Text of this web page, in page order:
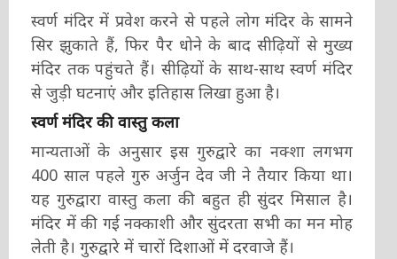
स्वर्ण मंदिर में प्रवेश करने से पहले लोग मंदिर के सामने
सिर झुकाते हैं, फिर पैर धोने के बाद सी‍ढ़ि‍यों से मुख्य
मंदिर तक पहुंचते हैं। सीढ़ि‍यों के साथ-साथ स्वर्ण मंदिर
से जुड़ी घटनाएं और इतिहास लिखा हुआ है।
स्वर्ण मंदिर की वास्तु कला
मान्यताओं के अनुसार इस गुरुद्वारे का नक्शा लगभग
400 साल पहले गुरु अर्जुन देव जी ने तैयार किया था।
यह गुरुद्वारा वास्तु कला की बहुत ही सुंदर मिसाल है।
मंदिर में की गई नक्काशी और सुंदरता सभी का मन मोह
लेती है। गुरुद्वारे में चारों दिशाओं में दरवाजे हैं।